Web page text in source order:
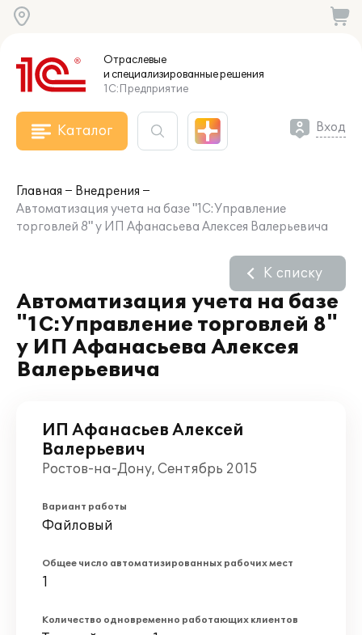
Отраслевые
и специализированныерешения
1С:Предприятие
Каталог Вход
Главная
Внедрения
Автоматизация учета на базе "1С:Управление
торговлей 8" у ИП Афанасьева Алексея Валерьевича
Автоматизация учета на базе
"1С:Управление торговлей 8"
у ИП Афанасьева Алексея
Валерьевича
К списку
ИП Афанасьев Алексей
Валерьевич
Ростов-на-Дону, Сентябрь 2015
Вариант работы
Файловый
Общее число автоматизированных рабочих мест
1
Количество одновременно работающих клиентов